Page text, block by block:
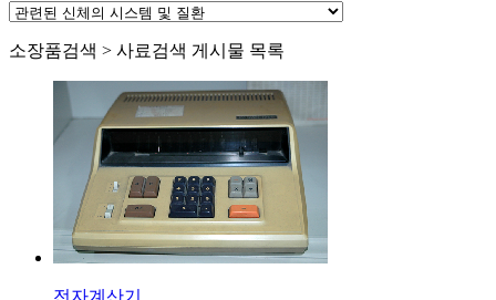
소장품검색 > 사료검색 게시물 목록